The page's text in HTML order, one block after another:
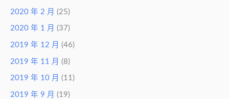
2020 年 2 月 (25)
2020 年 1 月 (37)
2019 年 12 月 (46)
2019 年 11 月 (8)
2019 年 10 月 (11)
2019 年 9 月 (19)